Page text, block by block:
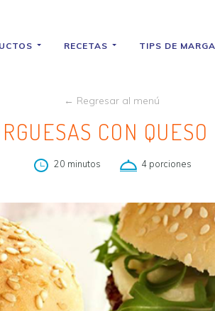
RECETAS TIPS DE
← Regresar al menú
CON
20 minutos 4 porciones